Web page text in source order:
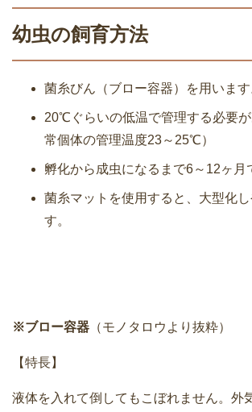
幼虫の飼育方法
菌糸びん（ブロー容器）を用います
20℃ぐらいの低温で管理する必要
常個体の管理温度23～25℃）
孵化から成虫になるまで6～12ヶ月
菌糸マットを使用すると、大型化し
す。
※ブロー容器 （モノタロウより抜粋）
【特長】
液体を入れて倒してもこぼれません。外